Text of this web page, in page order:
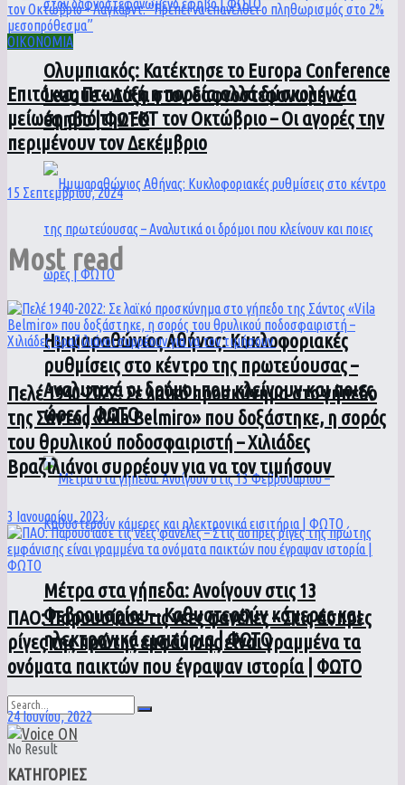
Ολυμπιακός: Κατέκτησε το Europa Conference
League – Δόξα στον δαφνοστεφανωμένο
έφηβο | ΦΩΤΟ
Ημιμαραθώνιος Αθήνας: Κυκλοφοριακές
ρυθμίσεις στο κέντρο της πρωτεύουσας –
Αναλυτικά οι δρόμοι που κλείνουν και ποιες
ώρες | ΦΩΤΟ
Μέτρα στα γήπεδα: Ανοίγουν στις 13
Φεβρουαρίου – Καθυστερούν κάμερες και
ηλεκτρονικά εισιτήρια | ΦΩΤΟ
No Result
ΟΙΚΟΝΟΜΙΑ
Επιτόκια: Πτωτική η πορεία αλλά δύσκολη νέα
μείωση από την ΕΚΤ τον Οκτώβριο – Οι αγορές την
περιμένουν τον Δεκέμβριο
15 Σεπτεμβρίου, 2024
Most read
Πελέ 1940-2022: Σε λαϊκό προσκύνημα στο γήπεδο
της Σάντος «Vila Belmiro» που δοξάστηκε, η σoρός
του θρυλικού ποδοσφαιριστή – Χιλιάδες
Βραζιλιάνοι συρρέουν για να τον τιμήσουν
3 Ιανουαρίου, 2023
ΠΑΟ: Παρουσίασε τις νέες φανέλες – Στις άσπρες
ρίγες της πρώτης εμφάνισης είναι γραμμένα τα
ονόματα παικτών που έγραψαν ιστορία | ΦΩΤΟ
24 Ιουνίου, 2022
ΚΑΤΗΓΟΡΙΕΣ